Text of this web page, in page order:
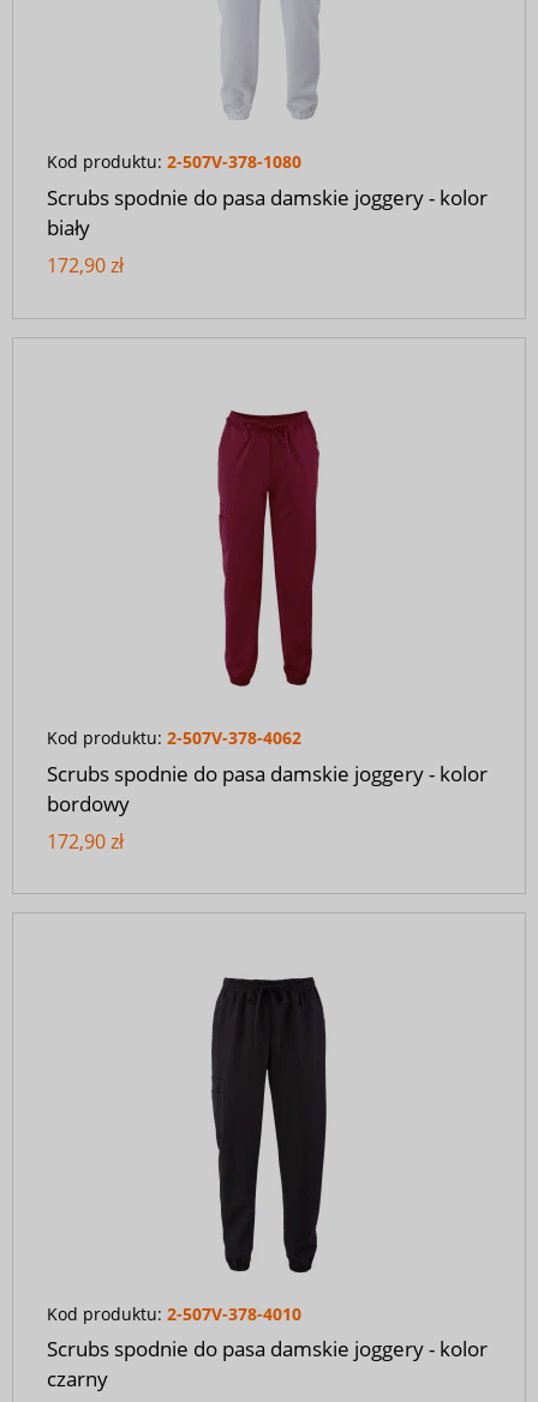
Kod produktu: 2-507V-378-1080
Scrubs spodnie do pasa damskie joggery - kolor
biały
172,90 zł
Kod produktu: 2-507V-378-4062
Scrubs spodnie do pasa damskie joggery - kolor
bordowy
172,90 zł
Kod produktu: 2-507V-378-4010
Scrubs spodnie do pasa damskie joggery - kolor
czarny